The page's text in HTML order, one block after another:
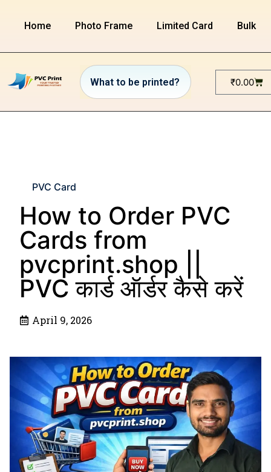
Home Photo Frame Limited Card Bulk
₹0.00
PVC Card
How to Order PVC
Cards from
pvcprint.shop ||
PVC कार्ड ऑर्डर कैसे करें
April 9, 2026